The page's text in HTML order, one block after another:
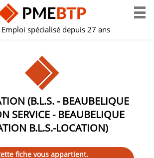
Emploi spécialisé depuis 27 ans
(B.L.S. - BEAUBELIQUE
SERVICE - BEAUBELIQUE
B.L.S.-LOCATION)
fiche vous appartient.